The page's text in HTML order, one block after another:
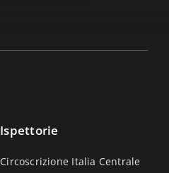
Ispettorie
Circoscrizione Italia Centrale